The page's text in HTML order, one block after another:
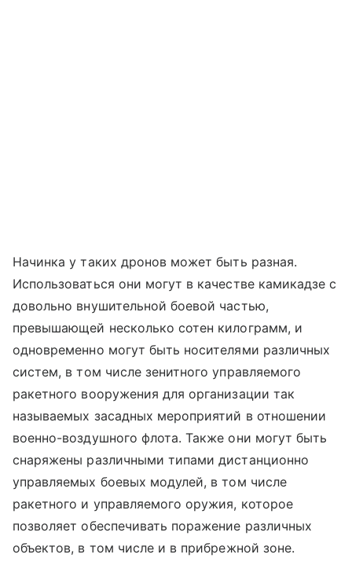
Начинка у таких дронов может быть разная.
Использоваться они могут в качестве камикадзе с
довольно внушительной боевой частью,
превышающей несколько сотен килограмм, и
одновременно могут быть носителями различных
систем, в том числе зенитного управляемого
ракетного вооружения для организации так
называемых засадных мероприятий в отношении
военно-воздушного флота. Также они могут быть
снаряжены различными типами дистанционно
управляемых боевых модулей, в том числе
ракетного и управляемого оружия, которое
позволяет обеспечивать поражение различных
объектов, в том числе и в прибрежной зоне.